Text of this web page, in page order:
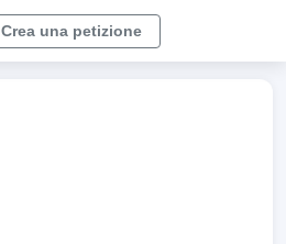
Crea una petizione